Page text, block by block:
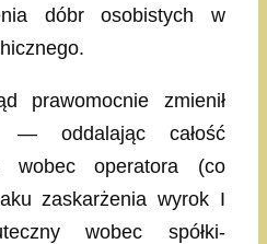
dóbr osobistych w
prawomocnie zmienił
— oddalając całość
wobec operatora (co
zaskarżenia wyrok I
wobec spółki-